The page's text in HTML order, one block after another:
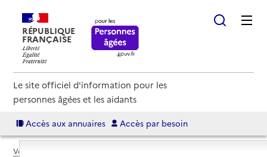
RÉPUBLIQUE
FRANÇAISE
Le site officiel d'information pour les
personnes âgées et les aidants
Accès aux annuaires Accès par besoin
Voir le fil d’Ariane